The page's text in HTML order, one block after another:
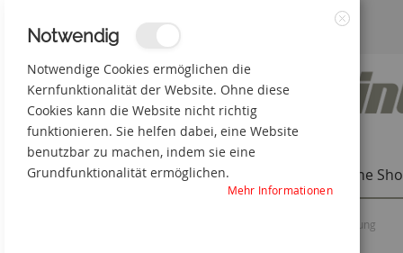
Inhalt
springen
3% Online-Rabatt +49(0) 50 66 98 09-0
Individuelle Produkte Online
Nicht berühren, Gehäuse unter Spannung
Notwendig
Notwendige Cookies ermöglichen die
Kernfunktionalität der Website. Ohne diese
Cookies kann die Website nicht richtig
funktionieren. Sie helfen dabei, eine Website
benutzbar zu machen, indem sie eine
Grundfunktionalität ermöglichen.
Mehr Informationen